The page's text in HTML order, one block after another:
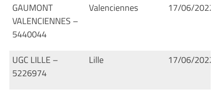
GAUMONT
VALENCIENNES –
5440044
Valenciennes 17/06/2022
UGC LILLE –
5226974
Lille 17/06/2022